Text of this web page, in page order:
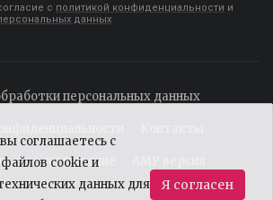
с политикой конфиденциальности и
данных
персональных данных
соглашение
соглашаетесь с
cookie и
данных для
Я согласен